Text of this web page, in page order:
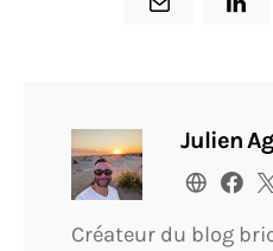
Julien
Créateur du blog